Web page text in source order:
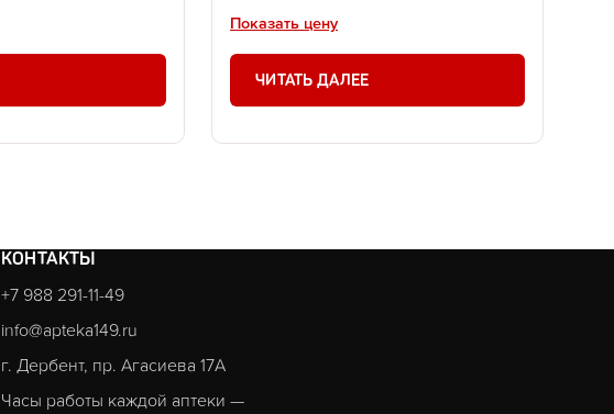
Показать цену
ЧИТАТЬ ДАЛЕЕ
КОНТАКТЫ
+7 988 291-11-49
info@apteka149.ru
г. Дербент, пр. Агасиева 17А
Часы работы каждой аптеки —